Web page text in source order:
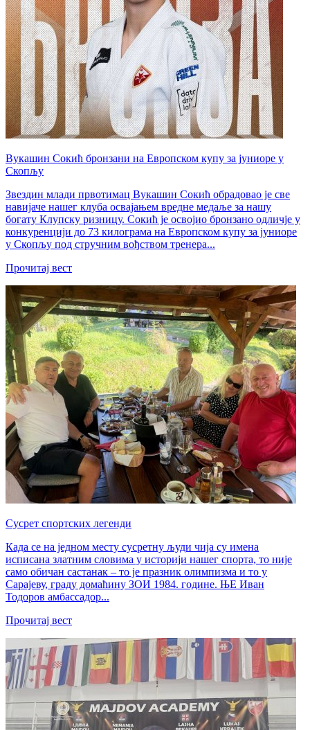
Вукашин Сокић бронзани на Европском купу за јуниоре у
Скопљу
Звездин млади првотимац Вукашин Сокић обрадовао је све
навијаче нашег клуба освајањем вредне медаље за нашу
богату Клупску ризницу. Сокић је освојио бронзано одличје у
конкуренцији до 73 килограма на Европском купу за јуниоре
у Скопљу под стручним вођством тренера...
Прочитај вест
Сусрет спортских легенди
Када се на једном месту сусретну људи чија су имена
исписана златним словима у историји нашег спорта, то није
само обичан састанак – то је празник олимпизма и то у
Сарајеву, граду домаћину ЗОИ 1984. године. ЊЕ Иван
Тодоров амбассадор...
Прочитај вест